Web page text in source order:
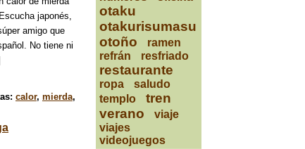
japonés,
amigo que
No tiene ni
calor, mierda,
otaku
otakurisumasu
otoño
ramen
refrán
resfriado
restaurante
ropa
saludo
templo
tren
verano
viaje
viajes
videojuegos